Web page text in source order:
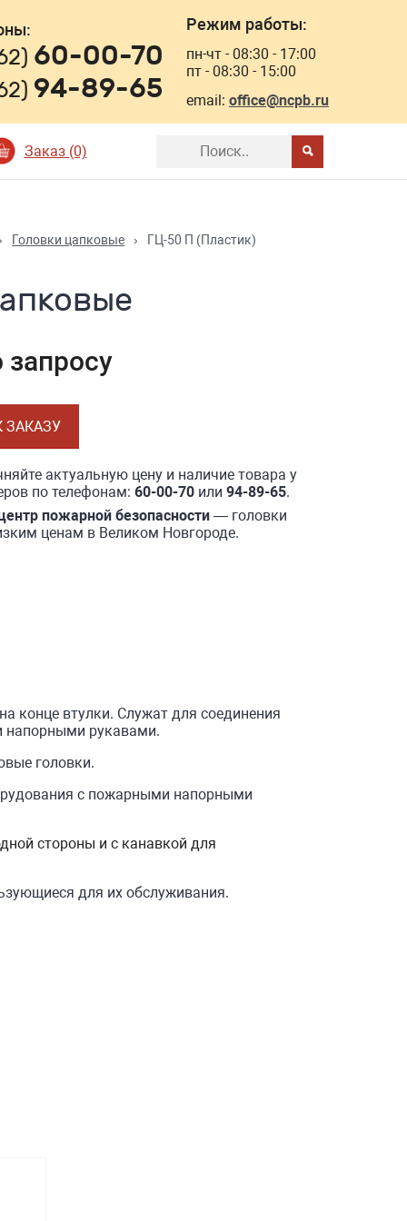
60-00-70
94-89-65
Режим работы:
пн-чт - 08:30 - 17:00
пт - 08:30 - 15:00
email: office@ncpb.ru
Заказ (0)
Головки цапковые › ГЦ-50 П (Пластик)
запросу
ЗАКАЗУ
актуальную цену и наличие товара у
по телефонам: 60-00-70или 94-89-65.
пожарной безопасности— головки
ценам в Великом Новгороде.
конце втулки. Служат для соединения
напорными рукавами.
головки.
с пожарными напорными
стороны и с канавкой для
для их обслуживания.